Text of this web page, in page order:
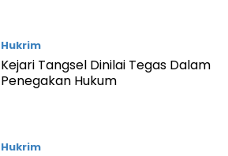
Hukrim
Kejari Tangsel Dinilai Tegas Dalam
Penegakan Hukum
Hukrim